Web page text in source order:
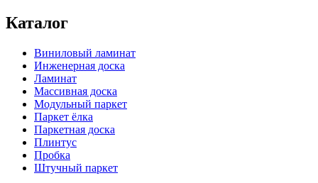
Каталог
Виниловый ламинат
Инженерная доска
Ламинат
Массивная доска
Модульный паркет
Паркет ёлка
Паркетная доска
Плинтус
Пробка
Штучный паркет